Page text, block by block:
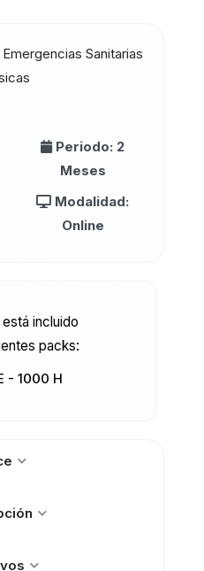
Periodo: 2
Meses
Modalidad:
Online
incluido
packs:
- 1000 H